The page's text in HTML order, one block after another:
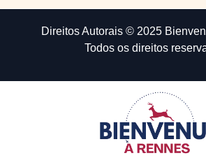
Direitos Autorais © 2025
Todos os direitos